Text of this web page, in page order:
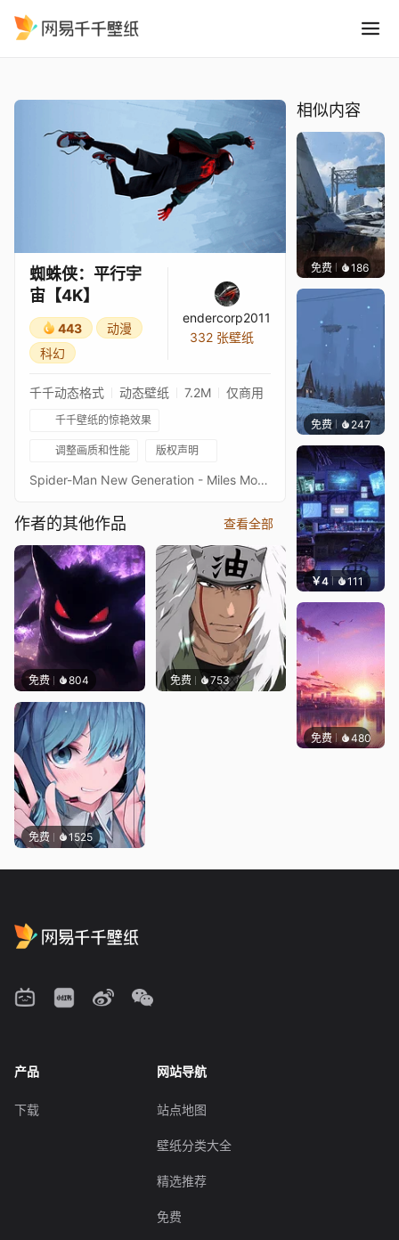
蜘蛛侠：平行宇
宙【4K】
443
动漫
科幻
endercorp2011
332 张壁纸
千千动态格式 动态壁纸 7.2M 仅商用
千千壁纸的惊艳效果
调整画质和性能 版权声明
Spider-Man New Generation - Miles Morales - Ultrawide - 5120x2160 - 3440x1440Image quality is a priority, high-end setup recommendedKeywords : Animation, Marvel Comics, Superhero, 2160p, 4K, HD
作者的其他作品 查看全部
免费 804 免费 753
免费 1525
相似内容
免费 186
免费 247
￥4 111 楚梦缘
免费 480ROUM
产品
下载
网站导航
站点地图
壁纸分类大全
精选推荐
免费